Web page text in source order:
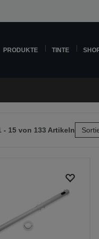
PRODUKTE TINTE
- 15 von 133 Artikeln